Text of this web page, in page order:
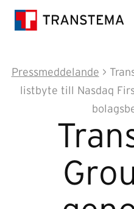
Pressmeddelande >
listbyte till Nasdaq